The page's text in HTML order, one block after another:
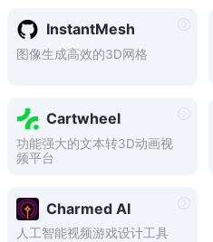
InstantMesh
图像生成高效的3D网格
Cartwheel
功能强大的文本转3D动画视
频平台
Charmed AI
人工智能视频游戏设计工具